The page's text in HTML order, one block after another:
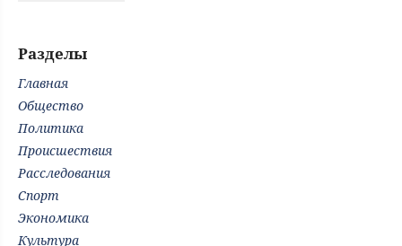
Разделы
Главная
Общество
Политика
Происшествия
Расследования
Спорт
Экономика
Культура